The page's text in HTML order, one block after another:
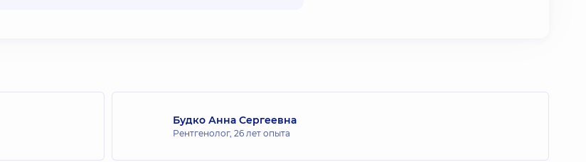
Будко Анна Сергеевна
Рентгенолог, 26 лет опыта